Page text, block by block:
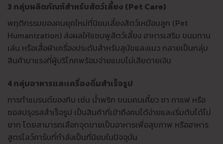
3 กลุ่มผลิตภัณฑ์สำหรับสัตว์เลี้ยง (Pet Care)
พฤติกรรมของคนยุคใหม่ที่นิยมเลี้ยงสัตว์เหมือนลูก (Pet
Humanization) ส่งผลให้แชมพูสัตว์เลี้ยง อาหารเสริม ขนมทาน
เล่น หรือเสื้อผ้าเครื่องประดับสำหรับสุนัขและแมว กลายเป็นกลุ่ม
สินค้ามาแรงที่ผู้บริโภคพร้อมจ่ายแบบไม่เสียดายเงิน
4 กลุ่มอาหารและเครื่องดื่มสำเร็จรูป
การทำแบรนด์ของกิน เช่น น้ำพริก ขนมคบเคี้ยว ชา กาแฟ หรือ
ซอสปรุงรสสำเร็จรูป เป็นสินค้าที่เข้าถึงคนได้ง่ายและเริ่มต้นได้ไม่
ยาก โดยสามารถเลือกจุดขายเป็นอาหารเพื่อสุขภาพ หรืออาหาร
สูตรโลว์คาร์บที่กำลังเป็นที่นิยมในปัจจุบัน